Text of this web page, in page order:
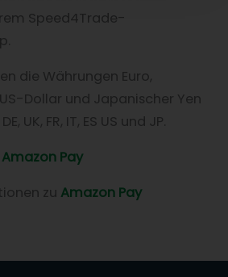
Speed4Trade-
die Währungen Euro,
Dollar und Japanischer Yen
UK, FR, IT, ES US und JP.
Amazon Pay
zu Amazon Pay